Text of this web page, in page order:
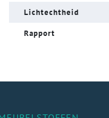
Lichtechtheid
Rapport